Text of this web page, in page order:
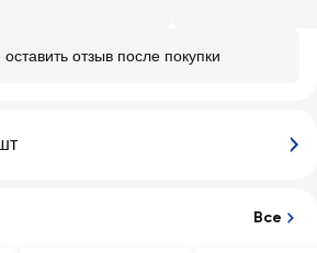
отзыв после покупки
Все